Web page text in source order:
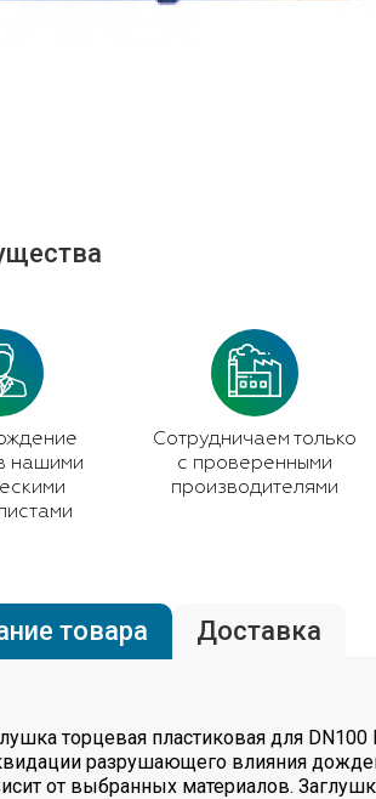
нашими
Сотрудничаем только
с проверенными
производителями
товара Доставка
торцевая пластиковая для
разрушающего влияния
от выбранных материалов.